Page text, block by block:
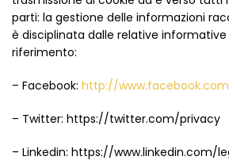
parti: la gestione delle informazioni
è disciplinata dalle relative
riferimento:
– Facebook: http://
– Twitter: https://twitter.com/privacy
– Linkedin: https://www.linkedin.com/